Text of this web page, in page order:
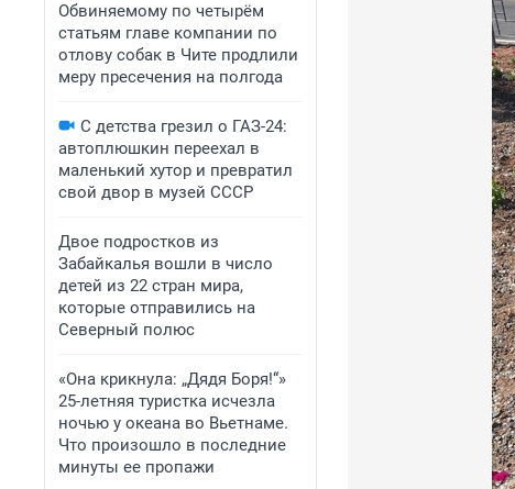
Обвиняемому по четырём
статьям главе компании по
отлову собак в Чите продлили
меру пресечения на полгода
С детства грезил о ГАЗ-24:
автоплюшкин переехал в
маленький хутор и превратил
свой двор в музей СССР
Двое подростков из
Забайкалья вошли в число
детей из 22 стран мира,
которые отправились на
Северный полюс
«Она крикнула: „Дядя Боря!“»
25-летняя туристка исчезла
ночью у океана во Вьетнаме.
Что произошло в последние
минуты ее пропажи